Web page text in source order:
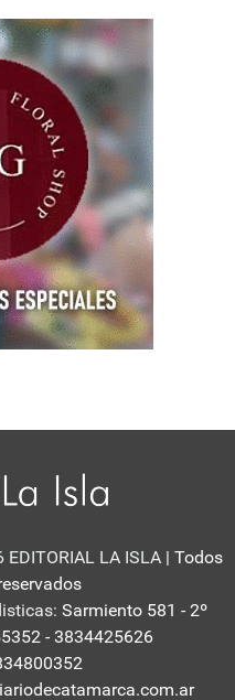
LA ISLA | Todos
Sarmiento 581 - 2º
- 3834425626